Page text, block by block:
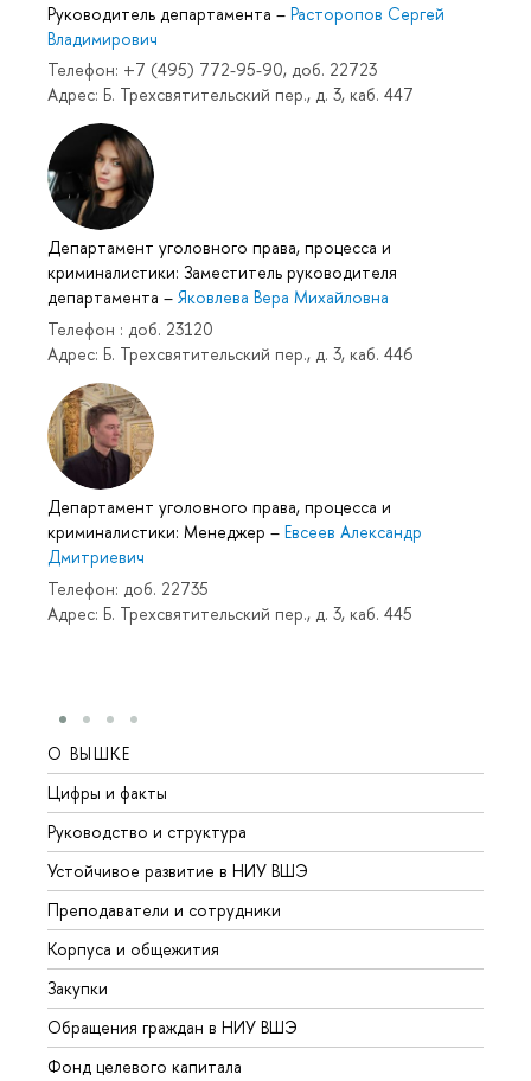
Руководитель департамента – Расторопов Сергей
Владимирович
Телефон: +7 (495) 772-95-90, доб. 22723
Адрес: Б. Трехсвятительский пер., д. 3, каб. 447
Департамент уголовного права, процесса и
криминалистики: Заместитель руководителя
департамента – Яковлева Вера Михайловна
Телефон : доб. 23120
Адрес: Б. Трехсвятительский пер., д. 3, каб. 446
Департамент уголовного права, процесса и
криминалистики: Менеджер – Евсеев Александр
Дмитриевич
Телефон: доб. 22735
Адрес: Б. Трехсвятительский пер., д. 3, каб. 445
О ВЫШКЕ
Цифры и факты
Руководство и структура
Устойчивое развитие в НИУ ВШЭ
Преподаватели и сотрудники
Корпуса и общежития
Закупки
Обращения граждан в НИУ ВШЭ
Фонд целевого капитала